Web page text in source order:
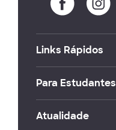
Links Rápidos
Para Estudantes
Atualidade